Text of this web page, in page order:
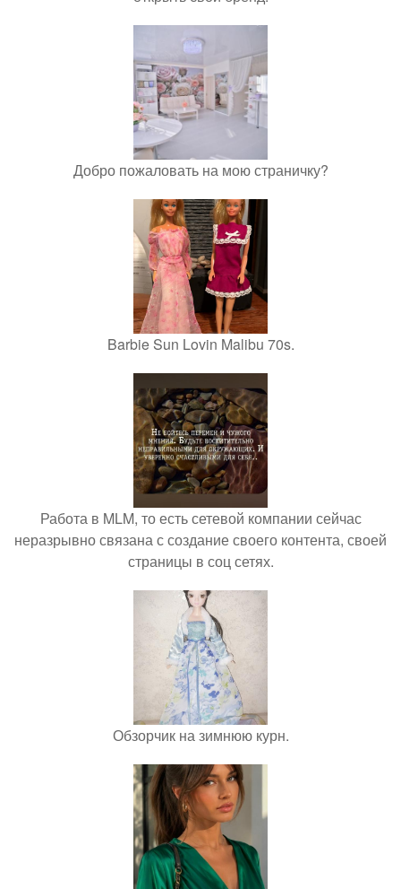
Добро пожаловать на мою страничку?
Barbie Sun Lovin Malibu 70s.
Работа в MLM, то есть сетевой компании сейчас
неразрывно связана с создание своего контента, своей
страницы в соц сетях.
Обзорчик на зимнюю курн.